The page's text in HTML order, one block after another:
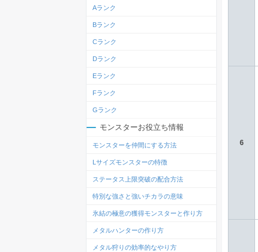
6
Aランク
Bランク
Cランク
Dランク
Eランク
Fランク
Gランク
モンスターお役立ち情報
モンスターを仲間にする方法
Lサイズモンスターの特徴
ステータス上限突破の配合方法
特別な強さと強いチカラの意味
氷結の極意の獲得モンスターと作り方
メタルハンターの作り方
メタル狩りの効率的なやり方